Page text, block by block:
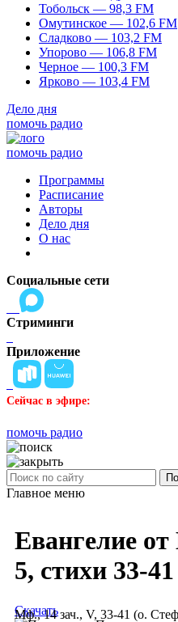
Тобольск — 98,3 FM
Омутинское — 102,6 FM
Сладково — 103,2 FM
Упорово — 106,8 FM
Черное — 100,3 FM
Ярково — 103,4 FM
Дело дня
помочь радио
помочь радио
Программы
Расписание
Авторы
Дело дня
О нас
Социальные сети
Стриминги
Приложение
Сейчас в эфире:
помочь радио
Главное меню
Евангелие
5, стихи 33-41
Мф., 14 зач., V, 33-41 (о.
Скачать